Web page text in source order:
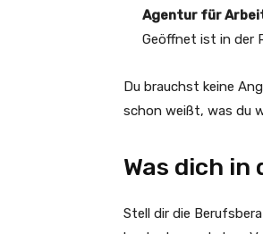
Agentur für
Geöffnet ist in der
Du brauchst keine
schon weißt, was du
Was dich
Stell dir die